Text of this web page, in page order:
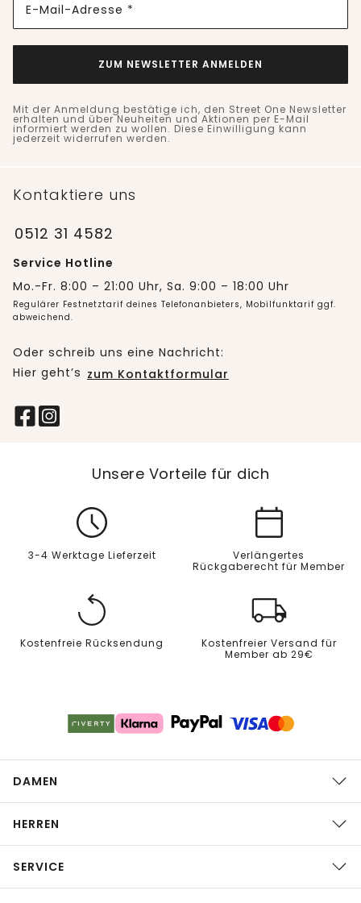
E-Mail-Adresse *
ZUM NEWSLETTER ANMELDEN
Mit der Anmeldung bestätige ich, den Street One Newsletter
erhalten und über Neuheiten und Aktionen per E-Mail
informiert werden zu wollen. Diese Einwilligung kann
jederzeit widerrufen werden.
Kontaktiere uns
0512 31 4582
Service Hotline
Mo.-Fr. 8:00 – 21:00 Uhr, Sa. 9:00 – 18:00 Uhr
Regulärer Festnetztarif deines Telefonanbieters, Mobilfunktarif ggf.
abweichend.
Oder schreib uns eine Nachricht:
Hier geht’s zum Kontaktformular
Unsere Vorteile für dich
3-4 Werktage Lieferzeit
Verlängertes
Rückgaberecht für Member
Kostenfreie Rücksendung
Kostenfreier Versand für
Member ab 29€
DAMEN
HERREN
SERVICE